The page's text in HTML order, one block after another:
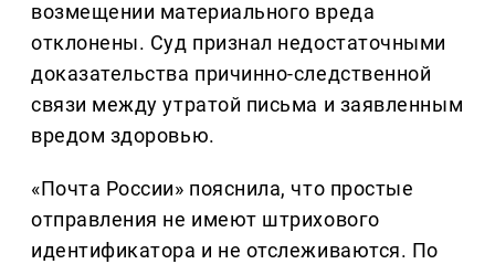
возмещении материального вреда
отклонены. Суд признал недостаточными
доказательства причинно-следственной
связи между утратой письма и заявленным
вредом здоровью.
«Почта России» пояснила, что простые
отправления не имеют штрихового
идентификатора и не отслеживаются. По